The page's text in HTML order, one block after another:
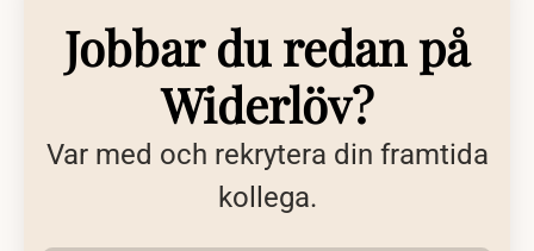
Jobbar du redan på
Widerlöv?
Var med och rekrytera din framtida
kollega.